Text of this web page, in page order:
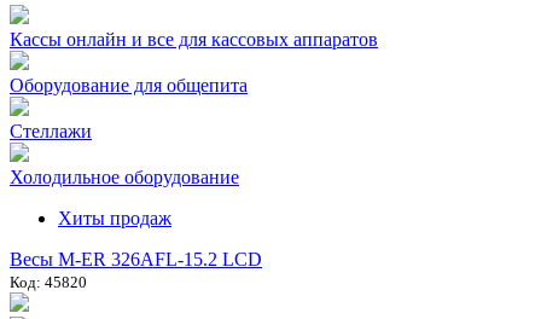
Кассы онлайн и все для кассовых аппаратов
Оборудование для общепита
Стеллажи
Холодильное оборудование
Хиты продаж
Весы M-ER 326AFL-15.2 LCD
Код: 45820